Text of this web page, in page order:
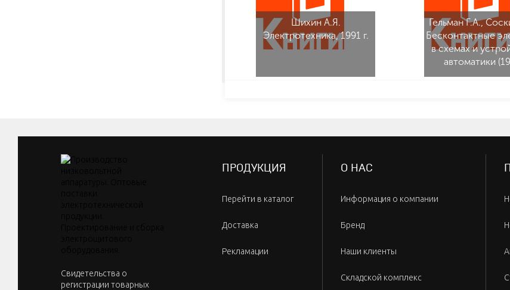
Шихин А.Я.
Электротехника, 1991 г.
Гельман Г.А.,
Бесконтактные
в схемах и
автоматики
Cвидетельства о
регистрации товарных
ПРОДУКЦИЯ
Перейти в каталог
Доставка
Рекламации
О НАС
Информация о компании
Бренд
Наши клиенты
Складской комплекс